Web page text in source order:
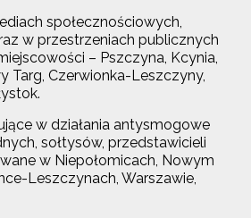
społecznościowych,
w przestrzeniach publicznych
– Pszczyna, Kcynia,
Targ, Czerwionka-Leszczyny,
w działania antysmogowe
sołtysów, przedstawicieli
w Niepołomicach, Nowym
Leszczynach, Warszawie,